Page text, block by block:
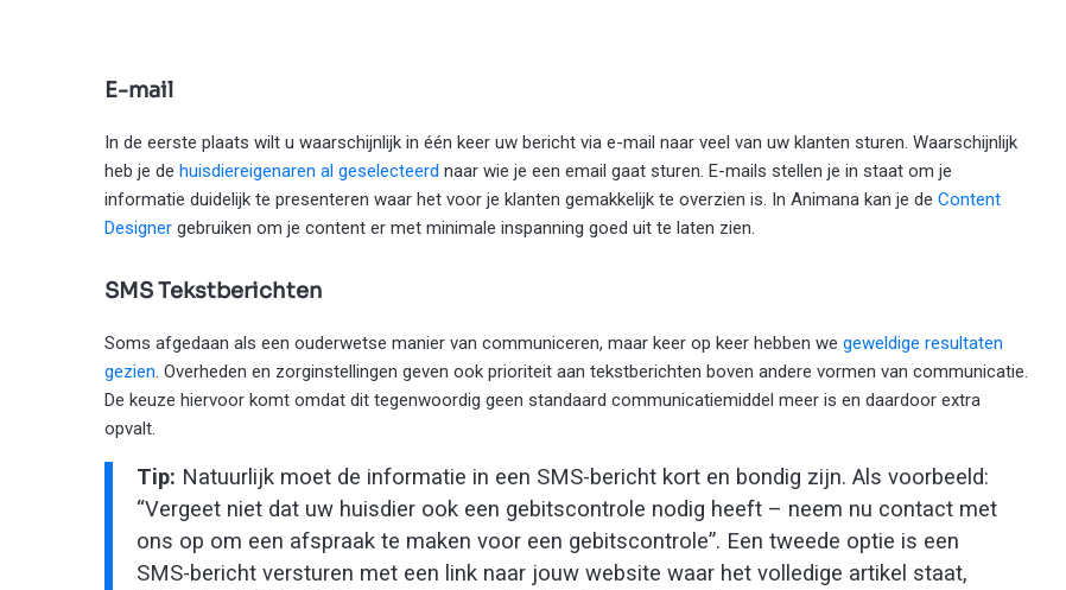
E-mail
In de eerste plaats wilt u waarschijnlijk in één keer uw bericht via e-mail naar veel van uw klanten sturen. Waarschijnlijk
heb je de huisdiereigenaren al geselecteerd naar wie je een email gaat sturen. E-mails stellen je in staat om je
informatie duidelijk te presenteren waar het voor je klanten gemakkelijk te overzien is. In Animana kan je de Content
Designer gebruiken om je content er met minimale inspanning goed uit te laten zien.
SMS Tekstberichten
Soms afgedaan als een ouderwetse manier van communiceren, maar keer op keer hebben we geweldige resultaten
gezien. Overheden en zorginstellingen geven ook prioriteit aan tekstberichten boven andere vormen van communicatie.
De keuze hiervoor komt omdat dit tegenwoordig geen standaard communicatiemiddel meer is en daardoor extra
opvalt.
Tip: Natuurlijk moet de informatie in een SMS-bericht kort en bondig zijn. Als voorbeeld:
“Vergeet niet dat uw huisdier ook een gebitscontrole nodig heeft – neem nu contact met
ons op om een afspraak te maken voor een gebitscontrole”. Een tweede optie is een
SMS-bericht versturen met een link naar jouw website waar het volledige artikel staat,